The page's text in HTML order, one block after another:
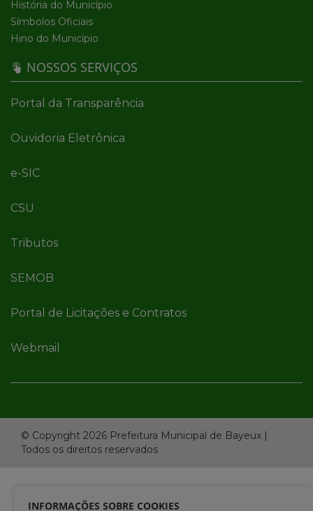
História do Município
Símbolos Oficiais
Hino do Município
NOSSOS SERVIÇOS
Portal da Transparência
Ouvidoria Eletrônica
e-SIC
CSU
Tributos
SEMOB
Portal de Licitações e Contratos
Webmail
© Copyright 2026 Prefeitura Municipal de Bayeux |
Todos os direitos reservados
INFORMAÇÕES SOBRE COOKIES